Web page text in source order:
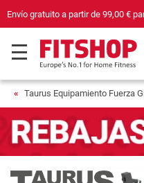
pesas. Compra con seguridad
Taurus Equipamiento Fuerza